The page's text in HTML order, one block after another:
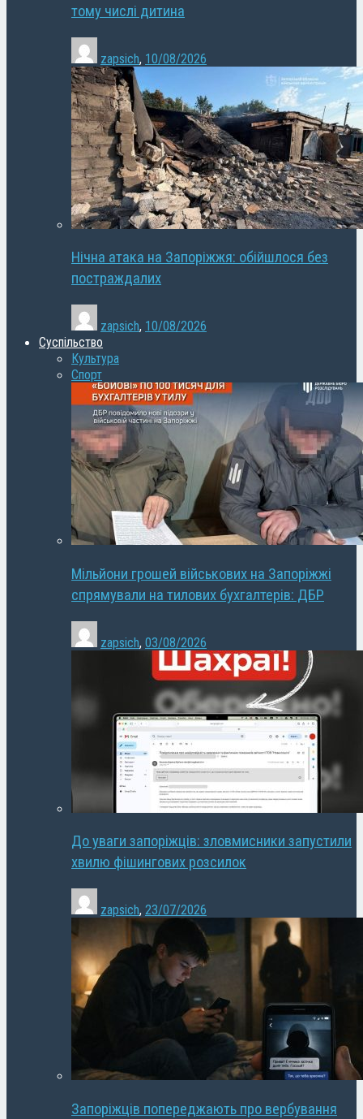
тому числі дитина
zapsich, 10/08/2026
Нічна атака на Запоріжжя: обійшлося без
постраждалих
zapsich, 10/08/2026
Суспільство
Культура
Спорт
Мільйони грошей військових на Запоріжжі
спрямували на тилових бухгалтерів: ДБР
zapsich, 03/08/2026
До уваги запоріжців: зловмисники запустили
хвилю фішингових розсилок
zapsich, 23/07/2026
Запоріжців попереджають про вербування